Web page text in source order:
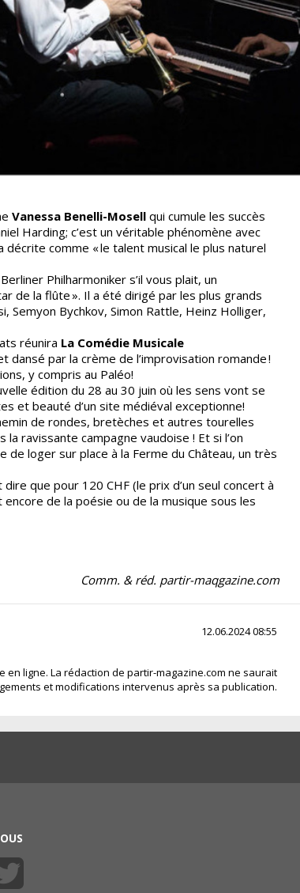
Vanessa Benelli-Mosell qui cumule les succès
Harding; c’est un véritable phénomène avec
décrite comme « le talent musical le plus naturel
Philharmoniker s’il vous plait, un
de la flûte ». Il a été dirigé par les plus grands
Semyon Bychkov, Simon Rattle, Heinz Holliger,
réunira La Comédie Musicale
par la crème de l’improvisation romande !
y compris au Paléo!
édition du 28 au 30 juin où les sens vont se
et beauté d’un site médiéval exceptionne!
de rondes, bretèches et autres tourelles
ravissante campagne vaudoise ! Et si l’on
de loger sur place à la Ferme du Château, un très
que pour 120 CHF (le prix d’un seul concert à
de la poésie ou de la musique sous les
Comm. & réd. partir-maqgazine.com
12.06.2024 08:55
ligne. La rédaction de partir-magazine.com ne saurait
et modifications intervenus après sa publication.